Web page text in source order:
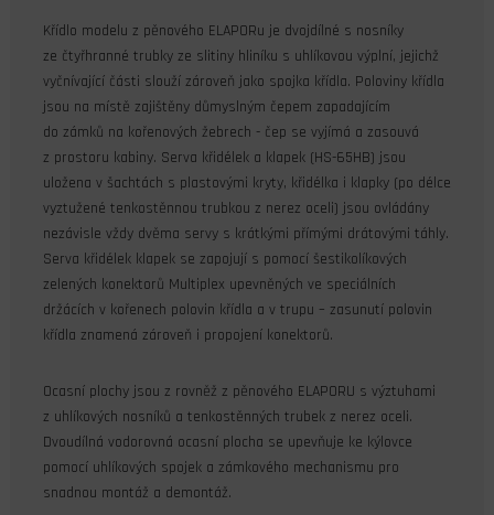
Křídlo modelu z pěnového ELAPORu je dvojdílné s nosníky
ze čtyřhranné trubky ze slitiny hliníku s uhlíkovou výplní, jejichž
vyčnívající části slouží zároveň jako spojka křídla. Poloviny křídla
jsou na místě zajištěny důmyslným čepem zapadajícím
do zámků na kořenových žebrech - čep se vyjímá a zasouvá
z prostoru kabiny. Serva křidélek a klapek (HS-65HB) jsou
uložena v šachtách s plastovými kryty, křidélka i klapky (po délce
vyztužené tenkostěnnou trubkou z nerez oceli) jsou ovládány
nezávisle vždy dvěma servy s krátkými přímými drátovými táhly.
Serva křidélek klapek se zapojují s pomocí šestikolíkových
zelených konektorů Multiplex upevněných ve speciálních
držácích v kořenech polovin křídla a v trupu – zasunutí polovin
křídla znamená zároveň i propojení konektorů.
Ocasní plochy jsou z rovněž z pěnového ELAPORU s výztuhami
z uhlíkových nosníků a tenkostěnných trubek z nerez oceli.
Dvoudílná vodorovná ocasní plocha se upevňuje ke kýlovce
pomocí uhlíkových spojek a zámkového mechanismu pro
snadnou montáž a demontáž.